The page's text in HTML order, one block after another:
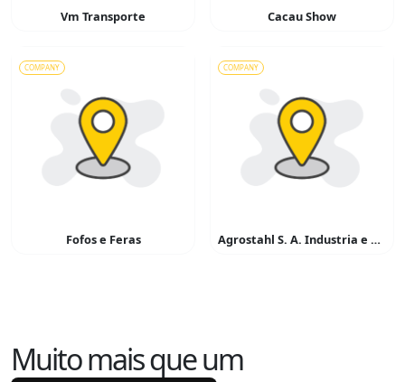
Vm Transporte Cacau Show
COMPANY
Fofos e Feras
COMPANY
Agrostahl S. A. Industria e Corcio
Muito mais que um